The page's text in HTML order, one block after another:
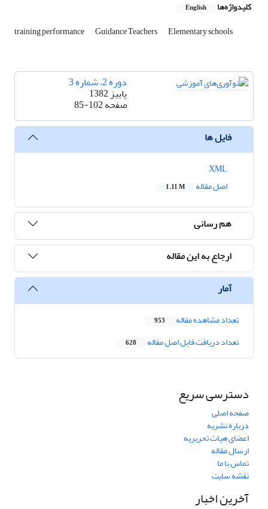
کلیدواژه‌ها English
training performance Guidance Teachers Elementary schools
دوره 2، شماره 3
پاییز 1382
صفحه85-102
فایل ها
اصل مقاله
1.11 M
هم رسانی
ارجاع به این مقاله
آمار
تعداد مشاهده مقاله 953
تعداد دریافت فایل اصل مقاله 628
دسترسی سریع
صفحه اصلی
درباره نشریه
اعضای هیات تحریریه
ارسال مقاله
تماس با ما
نقشه سایت
آخرین اخبار